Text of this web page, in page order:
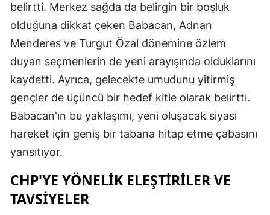
belirtti. Merkez sağda da belirgin bir boşluk
olduğuna dikkat çeken Babacan, Adnan
Menderes ve Turgut Özal dönemine özlem
duyan seçmenlerin de yeni arayışında olduklarını
kaydetti. Ayrıca, gelecekte umudunu yitirmiş
gençler de üçüncü bir hedef kitle olarak belirtti.
Babacan'ın bu yaklaşımı, yeni oluşacak siyasi
hareket için geniş bir tabana hitap etme çabasını
yansıtıyor.
CHP'YE YÖNELIK ELEŞTIRILER VE
TAVSIYELER